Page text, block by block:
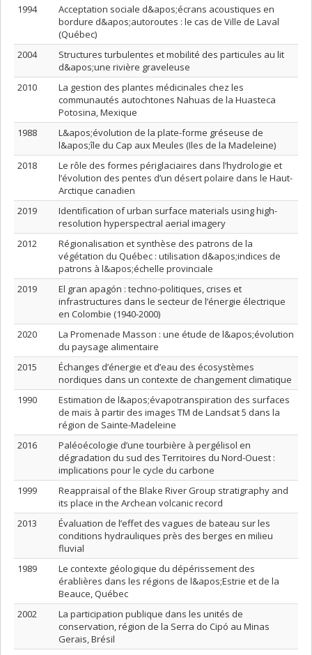
1994
Acceptation sociale d&apos;écrans acoustiques en
bordure d&apos;autoroutes : le cas de Ville de Laval
(Québec)
2004
Structures turbulentes et mobilité des particules au lit
d&apos;une rivière graveleuse
2010
La gestion des plantes médicinales chez les
communautés autochtones Nahuas de la Huasteca
Potosina, Mexique
1988
L&apos;évolution de la plate-forme gréseuse de
l&apos;île du Cap aux Meules (Iles de la Madeleine)
2018
Le rôle des formes périglaciaires dans l’hydrologie et
l’évolution des pentes d’un désert polaire dans le Haut-
Arctique canadien
2019
Identification of urban surface materials using high-
resolution hyperspectral aerial imagery
2012
Régionalisation et synthèse des patrons de la
végétation du Québec : utilisation d&apos;indices de
patrons à l&apos;échelle provinciale
2019
El gran apagón : techno-politiques, crises et
infrastructures dans le secteur de l’énergie électrique
en Colombie (1940-2000)
2020
La Promenade Masson : une étude de l&apos;évolution
du paysage alimentaire
2015
Échanges d’énergie et d’eau des écosystèmes
nordiques dans un contexte de changement climatique
1990
Estimation de l&apos;évapotranspiration des surfaces
de maïs à partir des images TM de Landsat 5 dans la
région de Sainte-Madeleine
2016
Paléoécologie d’une tourbière à pergélisol en
dégradation du sud des Territoires du Nord-Ouest :
implications pour le cycle du carbone
1999
Reappraisal of the Blake River Group stratigraphy and
its place in the Archean volcanic record
2013
Évaluation de l’effet des vagues de bateau sur les
conditions hydrauliques près des berges en milieu
fluvial
1989
Le contexte géologique du dépérissement des
érablières dans les régions de l&apos;Estrie et de la
Beauce, Québec
2002
La participation publique dans les unités de
conservation, région de la Serra do Cipó au Minas
Gerais, Brésil